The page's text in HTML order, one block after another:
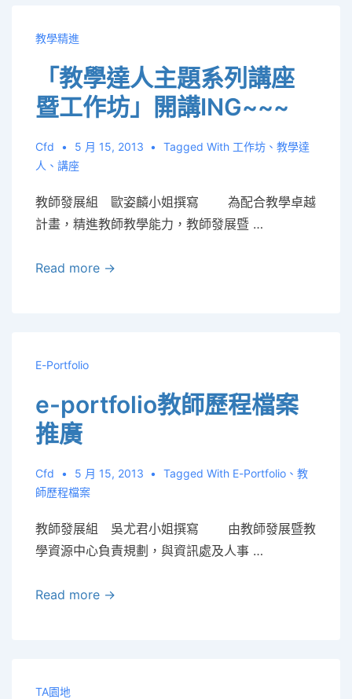
教學精進
「教學達人主題系列講座
暨工作坊」開講ING~~~
Cfd 5 月 15, 2013 Tagged With 工作坊 、教學達
人 、 講座
教師發展組 歐姿麟小姐撰寫 為配合教學卓越
計畫，精進教師教學能力，教師發展暨 …
「教
系
列
講
座
暨
作
坊」
講
Read more →
E-Portfolio
e-portfolio教師歷程檔案
推廣
Cfd 5 月 15, 2013 Tagged With E-Portfolio 、教
師歷程檔案
教師發展組 吳尤君小姐撰寫 由教師發展暨教
學資源中心負責規劃，與資訊處及人事 …
e-
Read more →
TA園地